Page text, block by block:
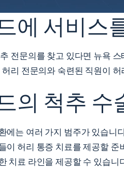
에 서비스
전문의를 찾고 있다면 뉴욕
리 전문의와 숙련된 직원이
의 척추 수
에는 여러 가지 범주가 있습
이 허리 통증 치료를 제공할
치료 라인을 제공할 수 있습니